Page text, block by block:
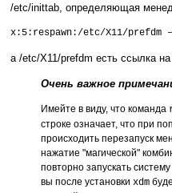
/etc/inittab, определяющая
x:5:respawn:/etc/X11/prefdm
а /etc/X11/prefdm есть ссылка
Очень важное
Имейте в виду, что команда
строке означает, что при
происходить перезапуск
нажатие "магической"
повторно запускать
вы после установки xdm